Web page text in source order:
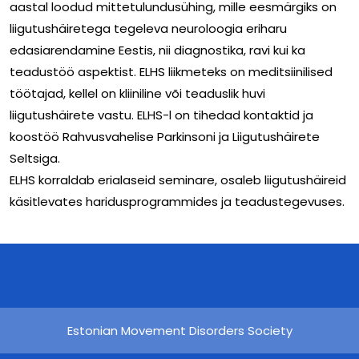
aastal loodud mittetulundusühing, mille eesmärgiks on
liigutushäiretega tegeleva neuroloogia eriharu
edasiarendamine Eestis, nii diagnostika, ravi kui ka
teadustöö aspektist. ELHS liikmeteks on meditsiinilised
töötajad, kellel on kliiniline või teaduslik huvi
liigutushäirete vastu. ELHS-l on tihedad kontaktid ja
koostöö Rahvusvahelise Parkinsoni ja Liigutushäirete
Seltsiga.
ELHS korraldab erialaseid seminare, osaleb liigutushäireid
käsitlevates haridusprogrammides ja teadustegevuses.
Estonian Movement Disorders Society